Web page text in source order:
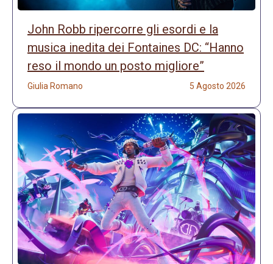
John Robb ripercorre gli esordi e la
musica inedita dei Fontaines DC: “Hanno
reso il mondo un posto migliore”
Giulia Romano 5 Agosto 2026